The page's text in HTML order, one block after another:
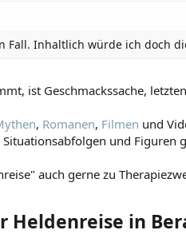
Fall. Inhaltlich würde ich doch
ist Geschmackssache,
, Romanen, Filmen und
und Figuren
auch gerne zu
Heldenreise in